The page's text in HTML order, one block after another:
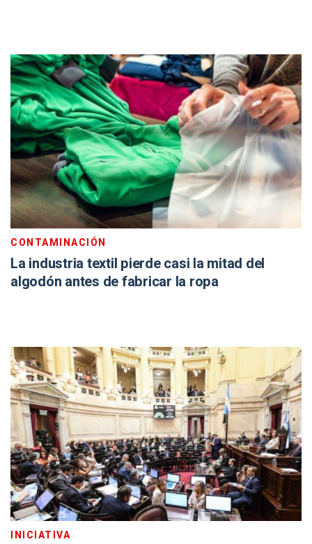
CONTAMINACIÓN
La industria textil pierde casi la mitad del
algodón antes de fabricar la ropa
INICIATIVA